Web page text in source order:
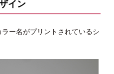
イン
ー名がプリントされているシ